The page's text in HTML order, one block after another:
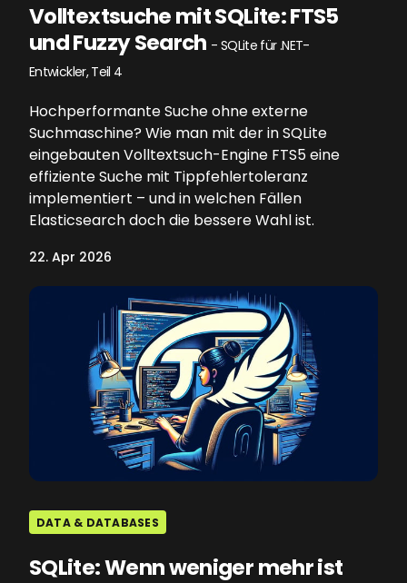
Volltextsuche mit SQLite: FTS5
und Fuzzy Search - SQLite für .NET-
Entwickler, Teil 4
Hochperformante Suche ohne externe
Suchmaschine? Wie man mit der in SQLite
eingebauten Volltextsuch-Engine FTS5 eine
effiziente Suche mit Tippfehlertoleranz
implementiert – und in welchen Fällen
Elasticsearch doch die bessere Wahl ist.
22. Apr 2026
DATA & DATABASES
SQLite: Wenn weniger mehr ist